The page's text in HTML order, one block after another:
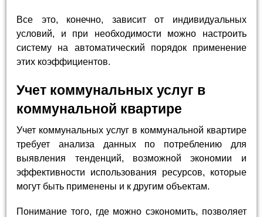
Все это, конечно, зависит от индивидуальных
условий, и при необходимости можно настроить
систему на автоматический порядок применение
этих коэффициентов.
Учет коммунальных услуг в
коммунальной квартире
Учет коммунальных услуг в коммунальной квартире
требует анализа данных по потреблению для
выявления тенденций, возможной экономии и
эффективности использования ресурсов, которые
могут быть применены и к другим объектам.
Понимание того, где можно сэкономить, позволяет